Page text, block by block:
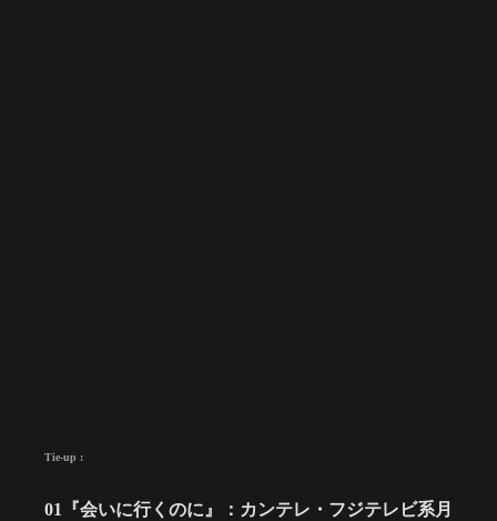
Tie-up :
01『会いに行くのに』：カンテレ・フジテレビ系月